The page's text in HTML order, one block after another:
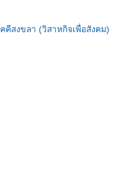
คีสงขลา (วิสาหกิจเพื่อสังคม)